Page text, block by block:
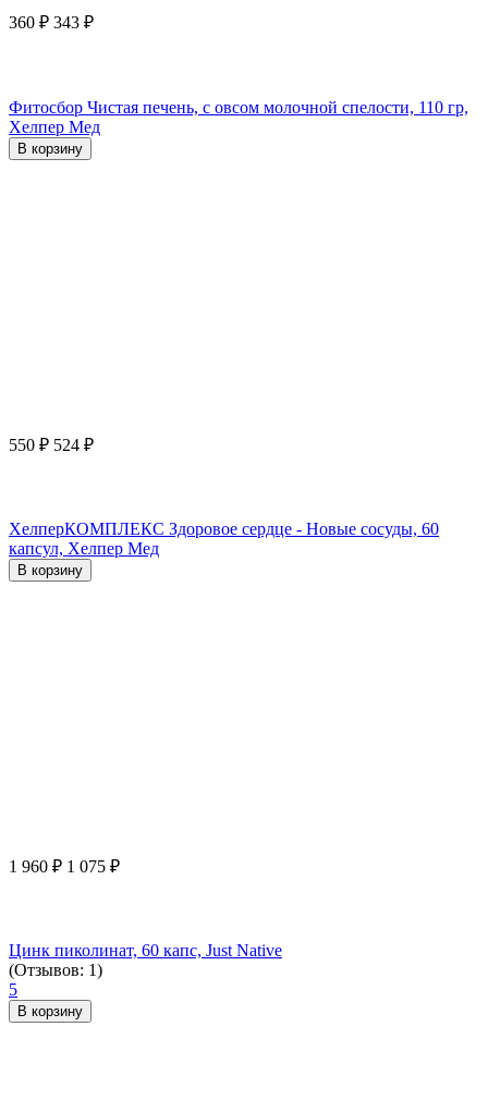
360 ₽ 343 ₽
Фитосбор Чистая печень, с овсом молочной спелости, 110 гр,
Хелпер Мед
В корзину
550 ₽ 524 ₽
ХелперКОМПЛЕКС Здоровое сердце - Новые сосуды, 60
капсул, Хелпер Мед
В корзину
1 960 ₽ 1 075 ₽
Цинк пиколинат, 60 капс, Just Native
(Отзывов: 1)
5
В корзину